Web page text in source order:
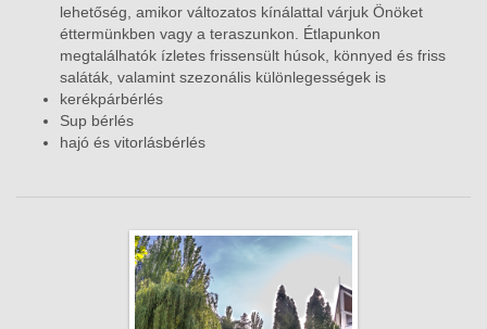
lehetőség, amikor változatos kínálattal várjuk Önöket
éttermünkben vagy a teraszunkon. Étlapunkon
megtalálhatók ízletes frissensült húsok, könnyed és friss
saláták, valamint szezonális különlegességek is
kerékpárbérlés
Sup bérlés
hajó és vitorlásbérlés